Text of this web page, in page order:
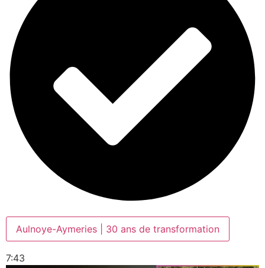
Aulnoye-Aymeries | 30 ans de transformation
7:43